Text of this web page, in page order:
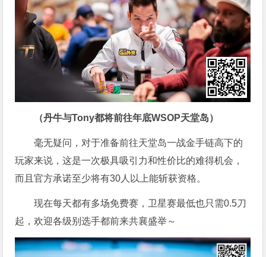
（丹牛与Tony都将前往年底WSOP天堂岛）
毫无疑问，对于准备前往天堂岛一战金手链高下的
玩家来说，这是一次极具吸引力和性价比的难得机会，
而且官方承诺至少将有30人以上能斩获资格。
现在每天都有多场免费赛，卫星赛最低也只需0.5刀
起，欢迎各级别选手都前来共襄盛举～